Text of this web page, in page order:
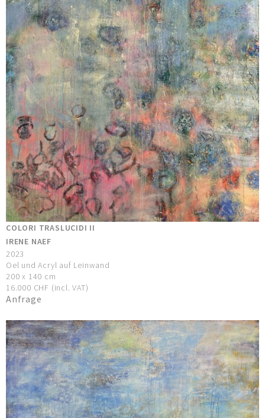
COLORI TRASLUCIDI II
IRENE NAEF
2023
Oel und Acryl auf Leinwand
200 x 140 cm
16.000 CHF (incl. VAT)
Anfrage